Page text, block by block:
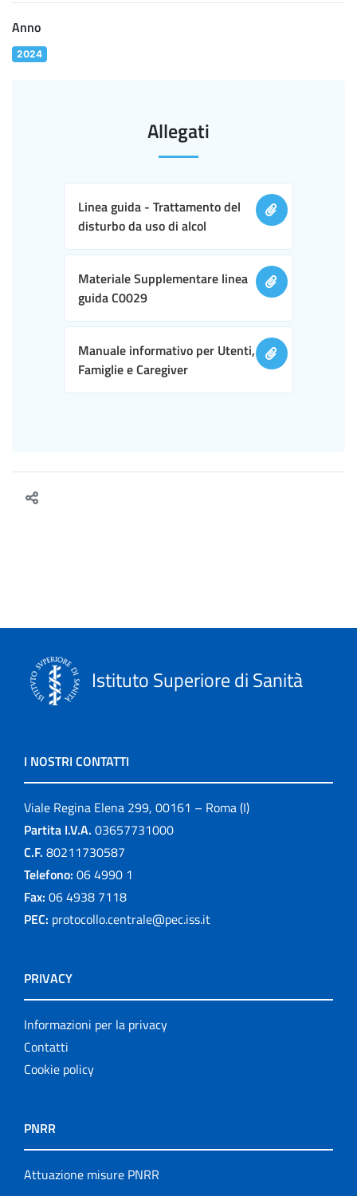
Anno
2024
Allegati
Linea guida - Trattamento del
disturbo da uso di alcol
Materiale Supplementare linea
guida C0029
Manuale informativo per Utenti,
Famiglie e Caregiver
Istituto Superiore di Sanità
I NOSTRI CONTATTI
Viale Regina Elena 299, 00161 – Roma (I)
Partita I.V.A. 03657731000
C.F. 80211730587
Telefono: 06 4990 1
Fax: 06 4938 7118
PEC: protocollo.centrale@pec.iss.it
PRIVACY
Informazioni per la privacy
Contatti
Cookie policy
PNRR
Attuazione misure PNRR